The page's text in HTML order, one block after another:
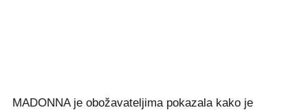
MADONNA je obožavateljima pokazala kako je